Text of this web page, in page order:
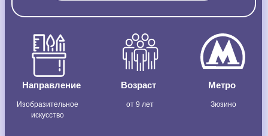
Направление
Изобразительное
искусство
Возраст
от 9 лет
Метро
Зюзино